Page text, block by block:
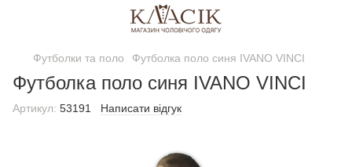
Футболки та поло Футболка поло синя IVANO VINCI
Футболка поло синя IVANO VINCI
Артикул: 53191 Написати відгук